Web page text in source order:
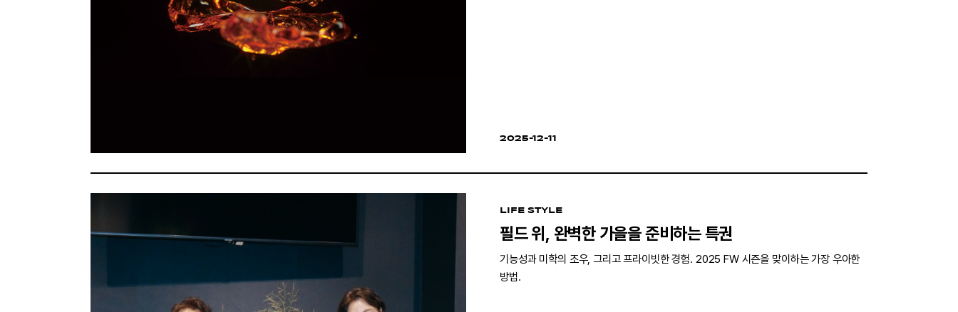
2025-12-11
LIFE STYLE
필드 위, 완벽한 가을을 준비하는 특권
기능성과 미학의 조우, 그리고 프라이빗한 경험. 2025 FW 시즌을 맞이하는 가장 우아한
방법.